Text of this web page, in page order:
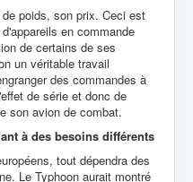
poids, son prix. Ceci est
en commande
de certains de ses
un véritable travail
des commandes à
de série et donc de
son avion de combat.
à des besoins différents
tout dépendra des
Le Typhoon aurait montré